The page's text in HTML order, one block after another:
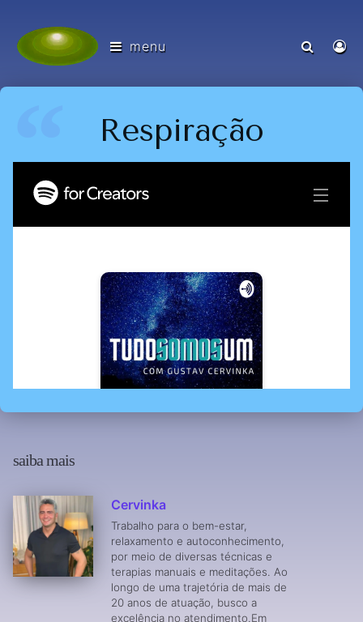
menu
Respiração
saiba mais
Cervinka
Trabalho para o bem-estar,
relaxamento e autoconhecimento,
por meio de diversas técnicas e
terapias manuais e meditações. Ao
longo de uma trajetória de mais de
20 anos de atuação, busco a
excelência no atendimento.Em